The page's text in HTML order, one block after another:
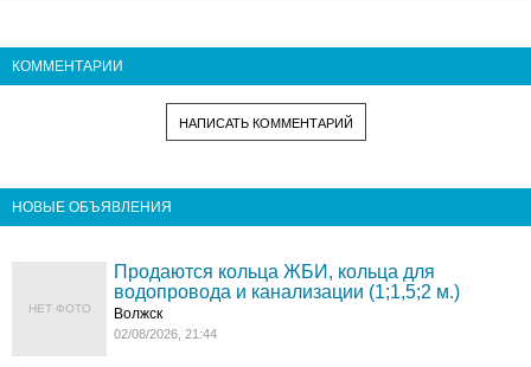
КОММЕНТАРИИ
НАПИСАТЬ КОММЕНТАРИЙ
НОВЫЕ ОБЪЯВЛЕНИЯ
НЕТ ФОТО
Продаются кольца ЖБИ, кольца для
водопровода и канализации (1;1,5;2 м.)
Волжск
02/08/2026, 21:44